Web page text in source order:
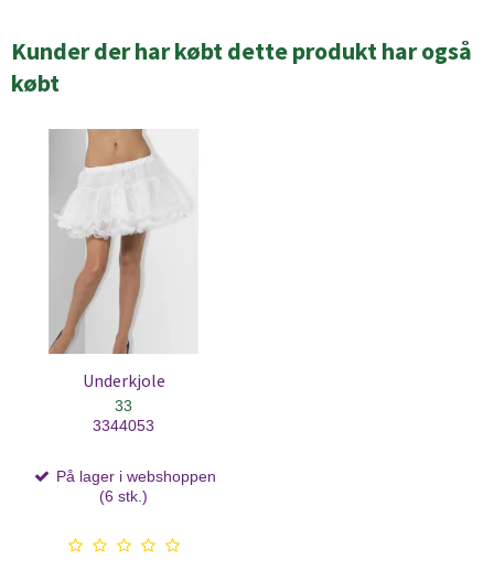
Kunder der har købt dette produkt har også
købt
Underkjole
33
3344053
På lager i webshoppen
(6 stk.)